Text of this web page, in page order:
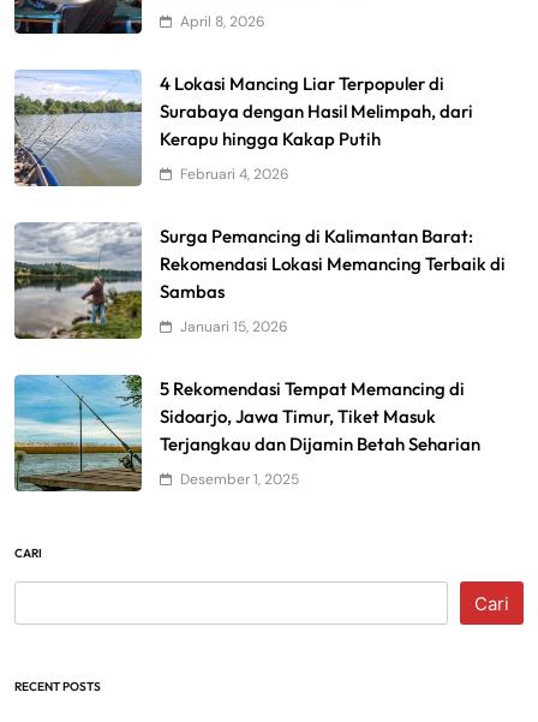
April 8, 2026
4 Lokasi Mancing Liar Terpopuler di
Surabaya dengan Hasil Melimpah, dari
Kerapu hingga Kakap Putih
Februari 4, 2026
Surga Pemancing di Kalimantan Barat:
Rekomendasi Lokasi Memancing Terbaik di
Sambas
Januari 15, 2026
5 Rekomendasi Tempat Memancing di
Sidoarjo, Jawa Timur, Tiket Masuk
Terjangkau dan Dijamin Betah Seharian
Desember 1, 2025
CARI
Cari
RECENT POSTS